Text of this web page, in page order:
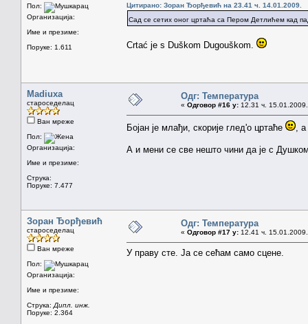
Пол:
Организација:
Име и презиме:
Поруке: 1.611
Цитирано: Зоран Ђорђевић на 23.41 ч. 14.01.2009.
Сад се сетих оног цртаћа са Пером Детлићем кад
Crtać je s Duškom Dugouškom.
Madiuxa
староседелац
Ван мреже
Пол:
Организација:
Име и презиме:
Струка:
Поруке: 7.477
Одг: Температура
« Одговор #16 у: 12.31 ч.
Бојан је млађи, скорије глед'о цртаће ,
А и мени се све нешто чини да је с
Зоран Ђорђевић
староседелац
Ван мреже
Пол:
Организација:
Име и презиме:
Струка: Дипл. инж.
Поруке: 2.364
Одг: Температура
« Одговор #17 у: 12.41 ч.
У праву сте. Ја се сећам само сцене.